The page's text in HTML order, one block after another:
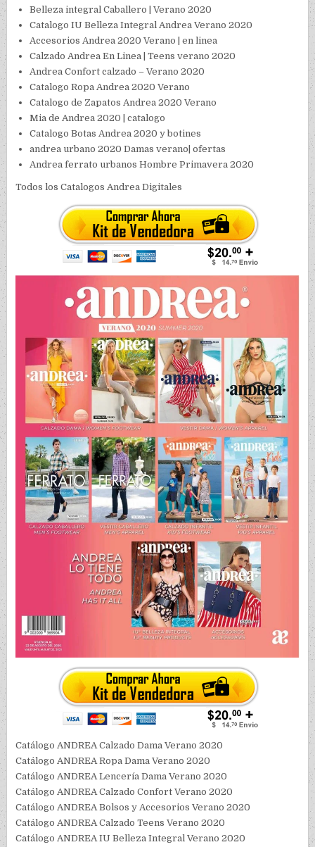
Belleza integral Caballero | Verano 2020
Catalogo IU Belleza Integral Andrea Verano 2020
Accesorios Andrea 2020 Verano | en linea
Calzado Andrea En Linea | Teens verano 2020
Andrea Confort calzado – Verano 2020
Catalogo Ropa Andrea 2020 Verano
Catalogo de Zapatos Andrea 2020 Verano
Mia de Andrea 2020 | catalogo
Catalogo Botas Andrea 2020 y botines
andrea urbano 2020 Damas verano| ofertas
Andrea ferrato urbanos Hombre Primavera 2020
Todos los Catalogos Andrea Digitales
Catálogo ANDREA Calzado Dama Verano 2020
Catálogo ANDREA Ropa Dama Verano 2020
Catálogo ANDREA Lencería Dama Verano 2020
Catálogo ANDREA Calzado Confort Verano 2020
Catálogo ANDREA Bolsos y Accesorios Verano 2020
Catálogo ANDREA Calzado Teens Verano 2020
Catálogo ANDREA IU Belleza Integral Verano 2020